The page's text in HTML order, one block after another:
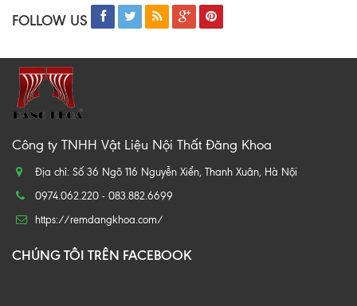
FOLLOW US
Công ty TNHH Vật Liệu Nội Thất Đăng Khoa
Địa chỉ: Số 36 Ngõ 116 Nguyễn Xiển, Thanh Xuân, Hà Nội
0974.062.220 - 083.882.6699
https://remdangkhoa.com/
CHÚNG TÔI TRÊN FACEBOOK